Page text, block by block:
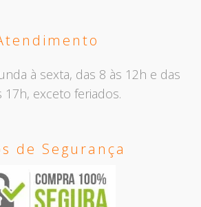
à sexta, das 8 às 12h e das
17h, exceto feriados.
de Segurança